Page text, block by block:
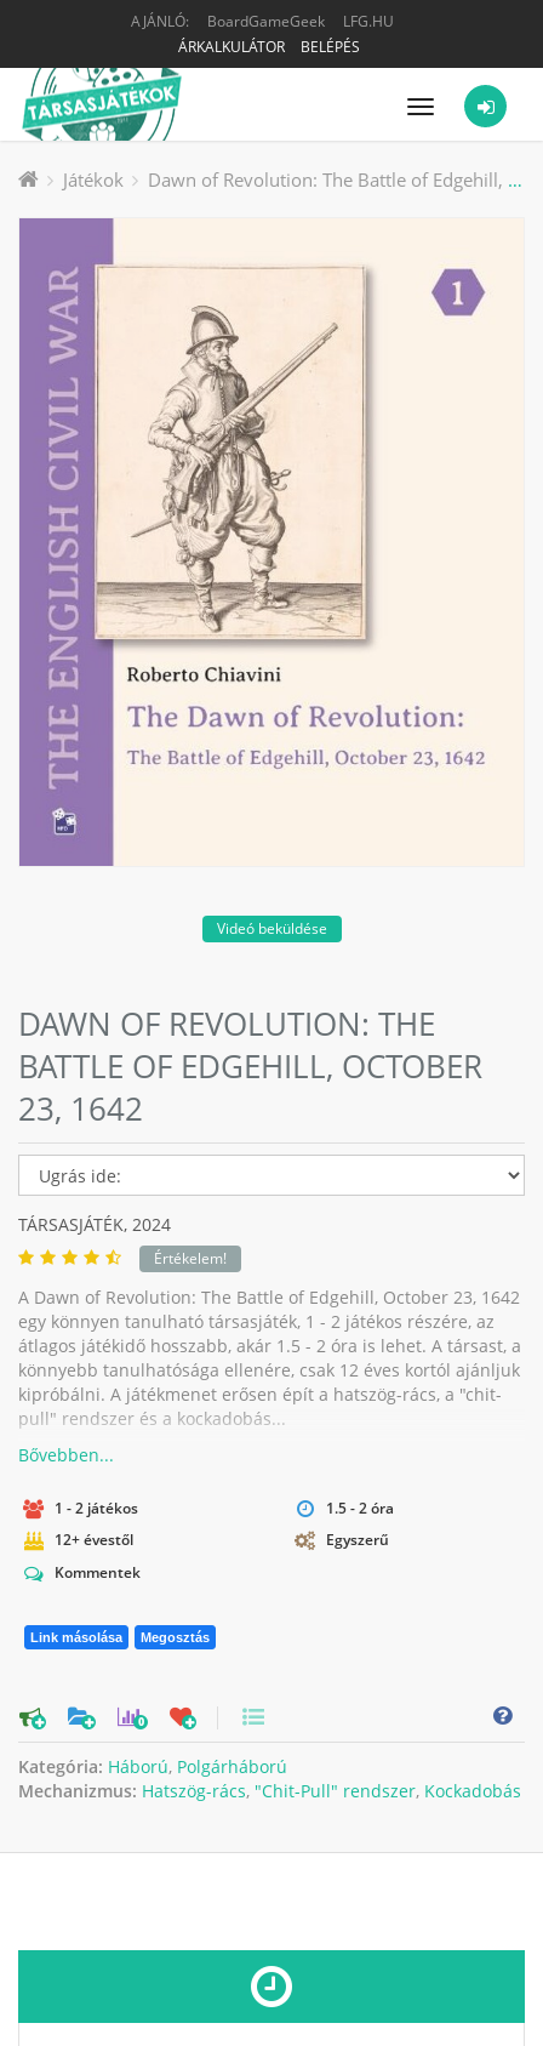
AJÁNLÓ: BoardGameGeek
LFG.HU
ÁRKALKULÁTOR
BELÉPÉS
Menü
Játékok Dawn of Revolution: The Battle of Edgehill, October 23, 1642 társasjáték
Videó beküldése
DAWN OF REVOLUTION: THE
BATTLE OF EDGEHILL, OCTOBER
23, 1642
TÁRSASJÁTÉK, 2024
Értékelem!
A Dawn of Revolution: The Battle of Edgehill, October 23, 1642
egy könnyen tanulható társasjáték, 1 - 2 játékos részére, az
átlagos játékidő hosszabb, akár 1.5 - 2 óra is lehet. A társast, a
könnyebb tanulhatósága ellenére, csak 12 éves kortól ajánljuk
kipróbálni. A játékmenet erősen épít a hatszög-rács, a "chit-
pull" rendszer és a kockadobás...
1 - 2 játékos
1.5 - 2 óra
12+ évestől
Egyszerű
Kommentek
Link másolása Megosztás
0
Kategória: Háború, Polgárháború
Mechanizmus: Hatszög-rács, "Chit-Pull" rendszer, Kockadobás